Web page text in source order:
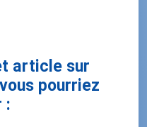
article sur
pourriez
: